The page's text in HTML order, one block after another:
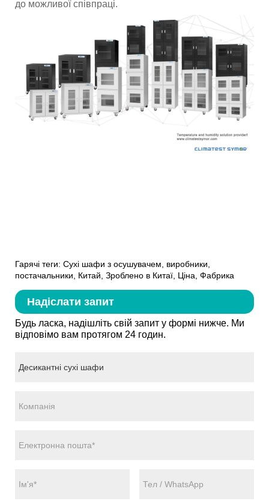
до можливої ​​співпраці.
Гарячі теги: Сухі шафи з осушувачем, виробники,
постачальники, Китай, Зроблено в Китаї, Ціна, Фабрика
Надіслати запит
Будь ласка, надішліть свій запит у формі нижче. Ми
відповімо вам протягом 24 годин.